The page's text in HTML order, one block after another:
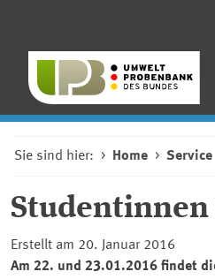
Sie sind hier: Home Service
Studentinnen
Erstellt am 20. Januar 2016
Am 22. und 23.01.2016 findet